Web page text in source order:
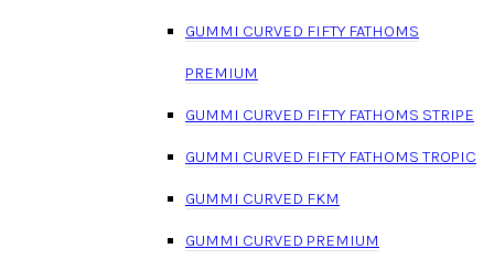
GUMMI CURVED FIFTY FATHOMS
PREMIUM
GUMMI CURVED FIFTY FATHOMS STRIPE
GUMMI CURVED FIFTY FATHOMS TROPIC
GUMMI CURVED FKM
GUMMI CURVED PREMIUM